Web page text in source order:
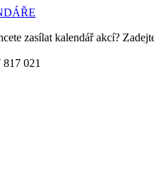
zasílat kalendář akcí?
021